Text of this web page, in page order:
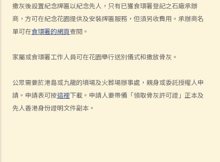
撒灰後設置紀念牌匾以紀念先人，只有已獲食環署登記之石廠承辦
商，方可在紀念花園提供及安裝牌匾服務，但須另收費用。承辦商名
單可在食環署的網頁查閱。
家屬或食環署工作人員可在花園舉行送別儀式和撒放骨灰。
公眾需要於港島或九龍的墳場及火葬場辦事處，親身或委託授權人申
請。申請表可按這裡下載。申請人要帶備「領取骨灰許可證」正本及
先人香港身份證明文件副本。
傷者本人
何謂「人身傷害」？
我受傷後，何時可提出申索？
人身傷害訴訟所涉的法律程序
1. 申索信（原告人）及建設性的答覆（被告人）
2. 傳訊令狀
3. 申索陳述書